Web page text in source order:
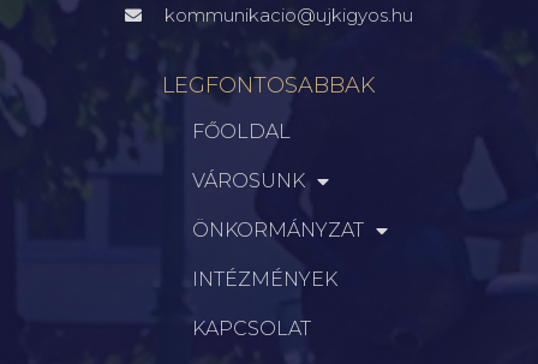
kommunikacio@ujkigyos.hu
LEGFONTOSABBAK
FŐOLDAL
VÁROSUNK
ÖNKORMÁNYZAT
INTÉZMÉNYEK
KAPCSOLAT